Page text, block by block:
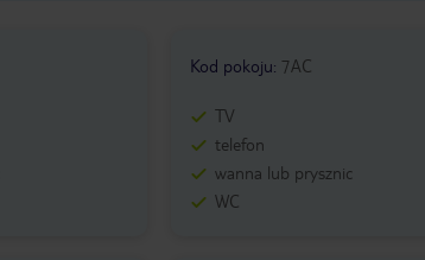
Kod pokoju: 7AC
TV
telefon
wanna lub prysznic
WC